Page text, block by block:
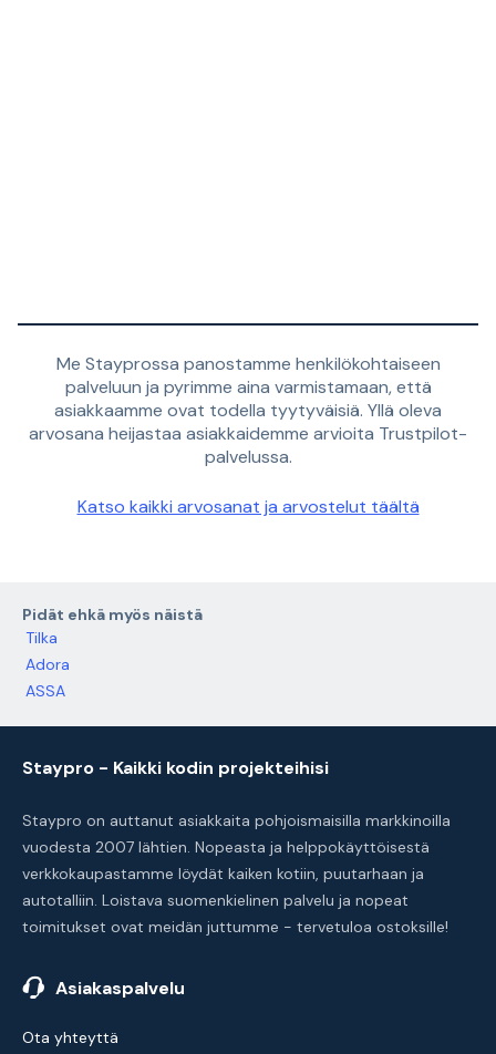
Me Stayprossa panostamme henkilökohtaiseen
palveluun ja pyrimme aina varmistamaan, että
asiakkaamme ovat todella tyytyväisiä. Yllä oleva
arvosana heijastaa asiakkaidemme arvioita Trustpilot-
palvelussa.
Katso kaikki arvosanat ja arvostelut täältä
Pidät ehkä myös näistä
Tilka
Adora
ASSA
Staypro - Kaikki kodin projekteihisi
Staypro on auttanut asiakkaita pohjoismaisilla markkinoilla
vuodesta 2007 lähtien. Nopeasta ja helppokäyttöisestä
verkkokaupastamme löydät kaiken kotiin, puutarhaan ja
autotalliin. Loistava suomenkielinen palvelu ja nopeat
toimitukset ovat meidän juttumme - tervetuloa ostoksille!
Asiakaspalvelu
Ota yhteyttä